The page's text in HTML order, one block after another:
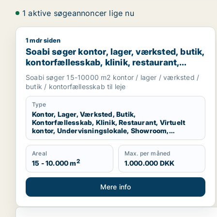
1 aktive søgeannoncer lige nu
Soabi søger kontor, lager, værksted, butik,
1 mdr siden
Soabi søger kontor, lager, værksted, butik,
kontorfællesskab, klinik, restaurant,
virtuelt kontor, undervisningslokale,
showroom, erhvervsgrund,
produktionslokaler eller garage til leje i
Vejle Øst, Juelsminde eller Stouby m.fl.
Soabi søger 15-10000 m2 kontor / lager / værksted /
butik / kontorfællesskab til leje
Type
Kontor, Lager, Værksted, Butik,
Kontorfællesskab, Klinik, Restaurant, Virtuelt
kontor, Undervisningslokale, Showroom,
Erhvervsgrund, Produktionslokaler, Garage
Areal
15 - 10.000 m2
Max. per måned
1.000.000 DKK
Mere info